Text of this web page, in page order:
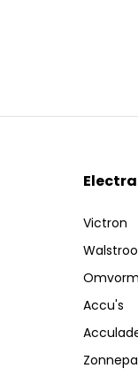
Electra
Victron
Accu's